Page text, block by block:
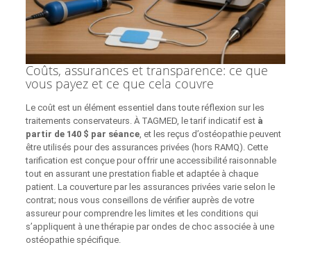
Coûts, assurances et transparence: ce que
vous payez et ce que cela couvre
Le coût est un élément essentiel dans toute réflexion sur les
traitements conservateurs. À TAGMED, le tarif indicatif est à
partir de 140 $ par séance, et les reçus d’ostéopathie peuvent
être utilisés pour des assurances privées (hors RAMQ). Cette
tarification est conçue pour offrir une accessibilité raisonnable
tout en assurant une prestation fiable et adaptée à chaque
patient. La couverture par les assurances privées varie selon le
contrat; nous vous conseillons de vérifier auprès de votre
assureur pour comprendre les limites et les conditions qui
s’appliquent à une thérapie par ondes de choc associée à une
ostéopathie spécifique.